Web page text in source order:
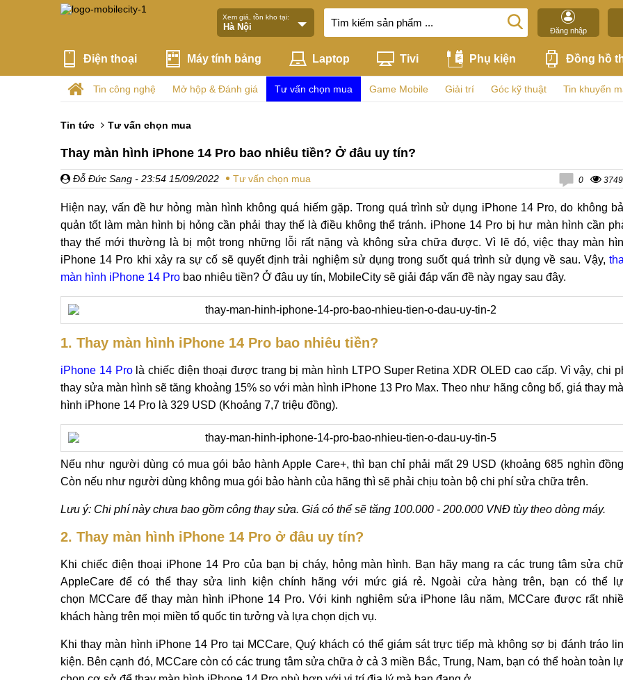
Xem giá, tồn kho tại:
Đăng nhập
Điện thoại Máy tính bảng Laptop Tivi Phụ kiện Đồng hồ
Tin công nghệ Mở hộp & Đánh giá Tư vấn chọn mua Game Mobile Giải trí Góc kỹ thuật Tin khuyến
Tin tức Tư vấn chọn mua
Thay màn hình iPhone 14 Pro bao nhiêu tiền? Ở đâu uy tín?
Đỗ Đức Sang - 23:54 15/09/2022 Tư vấn chọn mua 0 3749
Hiện nay, vấn đề hư hỏng màn hình không quá hiếm gặp. Trong quá trình sử dụng iPhone 14 Pro, do không
quản tốt làm màn hình bị hỏng cần phải thay thế là điều không thể tránh. iPhone 14 Pro bị hư màn hình cần
thay thế mới thường là bị một trong những lỗi rất nặng và không sửa chữa được. Vì lẽ đó, việc thay màn
iPhone 14 Pro khi xảy ra sự cố sẽ quyết định trải nghiệm sử dụng trong suốt quá trình sử dụng về sau. Vậy,
màn hình iPhone 14 Pro bao nhiêu tiền? Ở đâu uy tín, MobileCity sẽ giải đáp vấn đề này ngay sau đây.
1. Thay màn hình iPhone 14 Pro bao nhiêu tiền?
iPhone 14 Prolà chiếc điện thoại được trang bị màn hình LTPO Super Retina XDR OLED cao cấp. Vì vậy, chi
thay sửa màn hình sẽ tăng khoảng 15% so với màn hình iPhone 13 Pro Max. Theo như hãng công bố, giá thay
hình iPhone 14 Pro là 329 USD (Khoảng 7,7 triệu đồng).
Nếu như người dùng có mua gói bảo hành Apple Care+, thì bạn chỉ phải mất 29 USD (khoảng 685 nghìn
Còn nếu như người dùng không mua gói bảo hành của hãng thì sẽ phải chịu toàn bộ chi phí sửa chữa trên.
Lưu ý: Chi phí này chưa bao gồm công thay sửa. Giá có thể sẽ tăng 100.000 - 200.000 VNĐ tùy theo dòng máy.
2. Thay màn hình iPhone 14 Pro ở đâu uy tín?
Khi chiếc điện thoại iPhone 14 Pro của bạn bị cháy, hỏng màn hình. Bạn hãy mang ra các trung tâm sửa
AppleCare để có thể thay sửa linh kiện chính hãng với mức giá rẻ. Ngoài cửa hàng trên, bạn có thể
chọn MCCare để thay màn hình iPhone 14 Pro. Với kinh nghiệm sửa iPhone lâu năm, MCCare được rất
khách hàng trên mọi miền tổ quốc tin tưởng và lựa chọn dịch vụ.
Khi thay màn hình iPhone 14 Pro tại MCCare, Quý khách có thể giám sát trực tiếp mà không sợ bị đánh tráo
kiện. Bên cạnh đó, MCCare còn có các trung tâm sửa chữa ở cả 3 miền Bắc, Trung, Nam, bạn có thể hoàn toàn